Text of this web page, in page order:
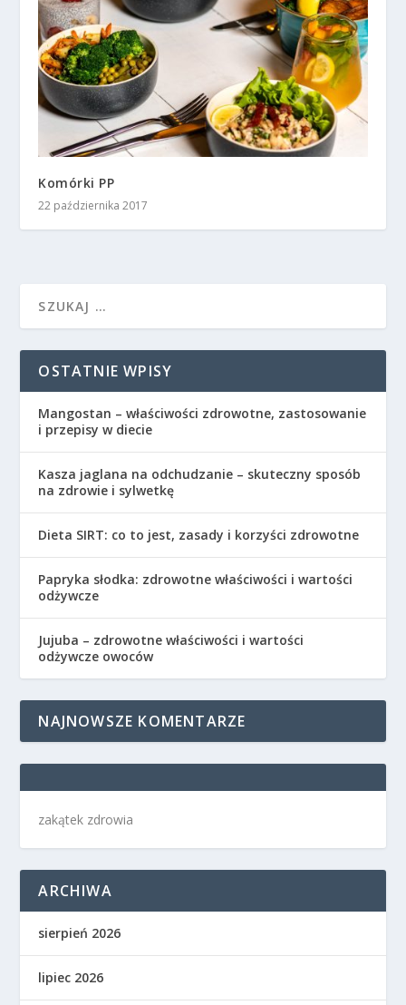
Komórki PP
22 października 2017
OSTATNIE WPISY
Mangostan – właściwości zdrowotne, zastosowanie
i przepisy w diecie
Kasza jaglana na odchudzanie – skuteczny sposób
na zdrowie i sylwetkę
Dieta SIRT: co to jest, zasady i korzyści zdrowotne
Papryka słodka: zdrowotne właściwości i wartości
odżywcze
Jujuba – zdrowotne właściwości i wartości
odżywcze owoców
NAJNOWSZE KOMENTARZE
zakątek zdrowia
ARCHIWA
sierpień 2026
lipiec 2026